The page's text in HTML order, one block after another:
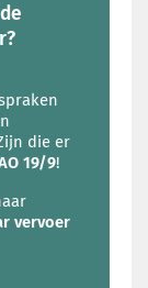
die er
19/9!
vervoer